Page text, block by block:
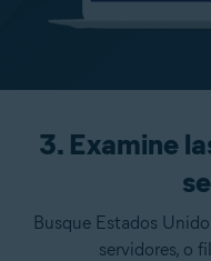
3. Examine
Busque Estados
servidores, o